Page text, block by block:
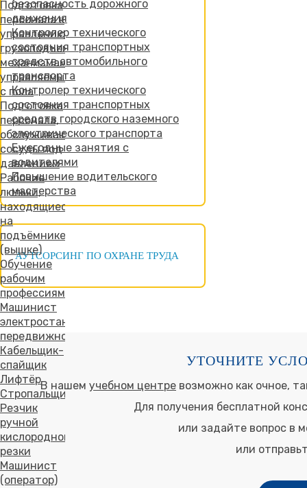
Подготовка
персонала к
управлению
грузоподъемными
механизмами,
управляемыми
с пола
Подготовка
персонала,
обслуживающего
сосуды под
давлением
Рабочие
люльки,
находящиеся
на
подъёмнике
(вышке)
Обучение
рабочим
профессиям
Машинист
электростанции
передвижной
Кабельщик-
спайщик
Лифтёр
Стропальщик
Резчик
ручной
кислородной
резки
Машинист
(оператор)
безопасность дорожного
движения
Контролер технического
состояния транспортных
средств автомобильного
транспорта
Контролер технического
состояния транспортных
средств городского наземного
электрического транспорта
Ежегодные занятия с
водителями
Повышение водительского
мастерства
АУТСОРСИНГ ПО ОХРАНЕ ТРУДА
УТОЧНИТЕ
В нашем учебном центре возможно как очное,
Для получения бесплатной
или задайте вопрос в
или